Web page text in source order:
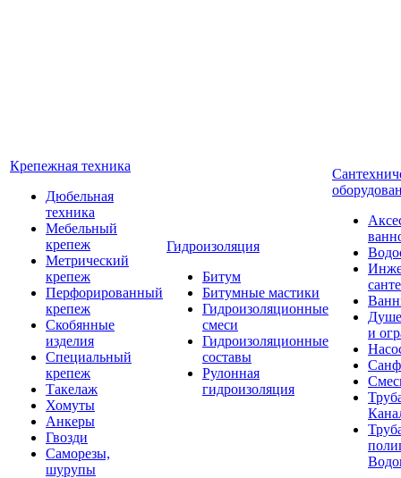
Крепежная техника
Дюбельная
техника
Мебельный
крепеж
Метрический
крепеж
Перфорированный
крепеж
Скобянные
изделия
Специальный
крепеж
Такелаж
Хомуты
Анкеры
Гвозди
Саморезы,
шурупы
Гидроизоляция
Битум
Битумные мастики
Гидроизоляционные
смеси
Гидроизоляционные
составы
Рулонная
гидроизоляция
и